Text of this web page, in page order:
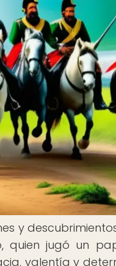
y
quien jugó un
valentía y